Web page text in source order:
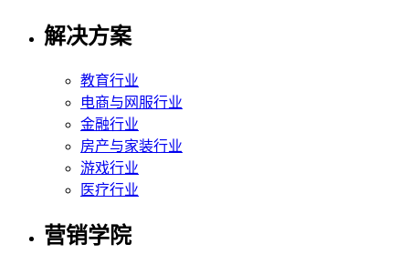
解决方案
教育行业
电商与网服行业
金融行业
房产与家装行业
游戏行业
医疗行业
营销学院